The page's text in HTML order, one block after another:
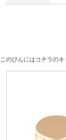
このびんにはコチラのキ